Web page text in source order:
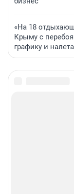
«На 18
Крыму с
графику и